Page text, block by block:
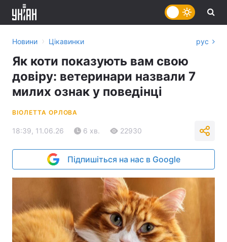
Новини › Цікавинки рус
Як коти показують вам свою
довіру: ветеринари назвали 7
милих ознак у поведінці
ВІОЛЕТТА ОРЛОВА
18:39, 11.06.26 6 хв. 22930
Підпишіться на нас в Google